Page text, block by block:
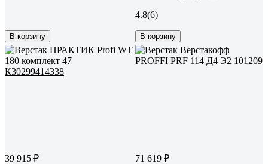
В корзину
4.8(6)
В корзину
39 915 ₽ 71 619 ₽